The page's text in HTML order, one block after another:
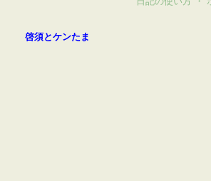
啓須とケンたま